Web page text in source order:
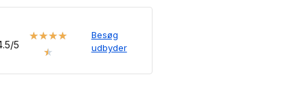
5
★★★★
★
Besøg
udbyder